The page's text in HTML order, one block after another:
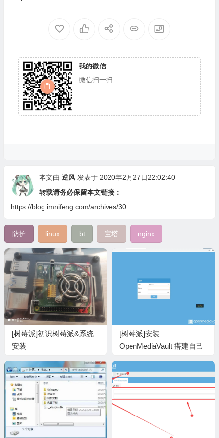
我的微信
微信扫一扫
本文由 逆风发表于 2020年2月27日22:02:40
转载请务必保留本文链接：
https://blog.imnifeng.com/archives/30
防护 linux bt 宝塔 nginx
[树莓派]初识树莓派&系统
安装
[树莓派]安装
OpenMediaVault 搭建自己